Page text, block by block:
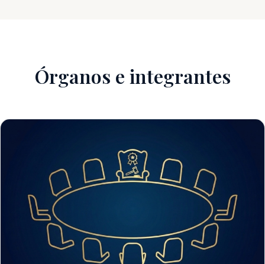
Órganos e integrantes